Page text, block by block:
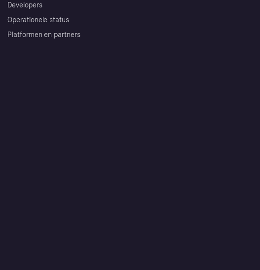
Developers
Operationele status
Platformen en partners